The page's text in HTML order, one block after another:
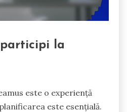
participi la
este o experiență
este esențială.